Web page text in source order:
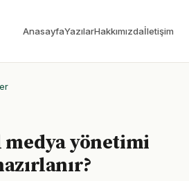
AnasayfaYazılarHakkımızdaİletişim
medya yönetimi